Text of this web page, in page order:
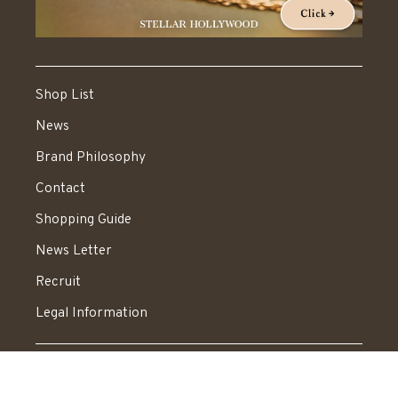
Shop List
News
Brand Philosophy
Contact
Shopping Guide
News Letter
Recruit
Legal Information